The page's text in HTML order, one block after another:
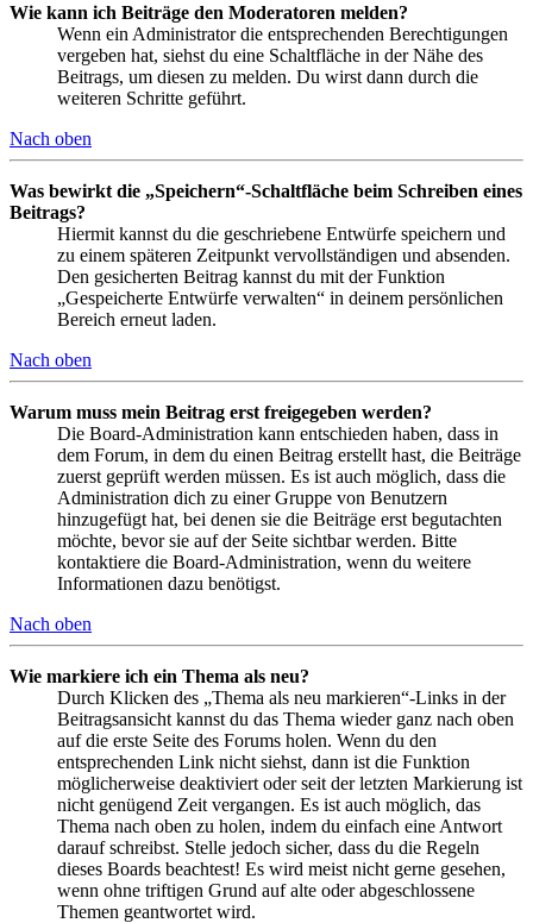
Wie kann ich Beiträge den Moderatoren melden?
Wenn ein Administrator die entsprechenden Berechtigungen
vergeben hat, siehst du eine Schaltfläche in der Nähe des
Beitrags, um diesen zu melden. Du wirst dann durch die
weiteren Schritte geführt.
Nach oben
Was bewirkt die „Speichern“-Schaltfläche beim Schreiben eines
Beitrags?
Hiermit kannst du die geschriebene Entwürfe speichern und
zu einem späteren Zeitpunkt vervollständigen und absenden.
Den gesicherten Beitrag kannst du mit der Funktion
„Gespeicherte Entwürfe verwalten“ in deinem persönlichen
Bereich erneut laden.
Nach oben
Warum muss mein Beitrag erst freigegeben werden?
Die Board-Administration kann entschieden haben, dass in
dem Forum, in dem du einen Beitrag erstellt hast, die Beiträge
zuerst geprüft werden müssen. Es ist auch möglich, dass die
Administration dich zu einer Gruppe von Benutzern
hinzugefügt hat, bei denen sie die Beiträge erst begutachten
möchte, bevor sie auf der Seite sichtbar werden. Bitte
kontaktiere die Board-Administration, wenn du weitere
Informationen dazu benötigst.
Nach oben
Wie markiere ich ein Thema als neu?
Durch Klicken des „Thema als neu markieren“-Links in der
Beitragsansicht kannst du das Thema wieder ganz nach oben
auf die erste Seite des Forums holen. Wenn du den
entsprechenden Link nicht siehst, dann ist die Funktion
möglicherweise deaktiviert oder seit der letzten Markierung ist
nicht genügend Zeit vergangen. Es ist auch möglich, das
Thema nach oben zu holen, indem du einfach eine Antwort
darauf schreibst. Stelle jedoch sicher, dass du die Regeln
dieses Boards beachtest! Es wird meist nicht gerne gesehen,
wenn ohne triftigen Grund auf alte oder abgeschlossene
Themen geantwortet wird.